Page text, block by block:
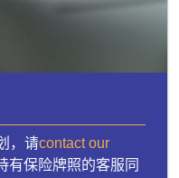
，请contact our
有保险牌照的客服同